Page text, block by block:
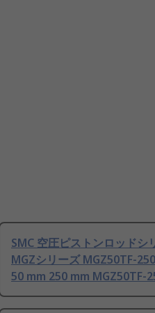
SMC 空圧ピストンロッドシ
MGZシリーズ MGZ50TF-
50 mm 250 mm MGZ50TF-